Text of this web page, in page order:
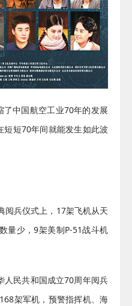
了中国航空工业70年的发展
短短70年间就能发生如此波
阅兵仪式上，17架飞机从天
量少，9架美制P-51战斗机
人民共和国成立70周年阅兵
架军机，预警指挥机、海